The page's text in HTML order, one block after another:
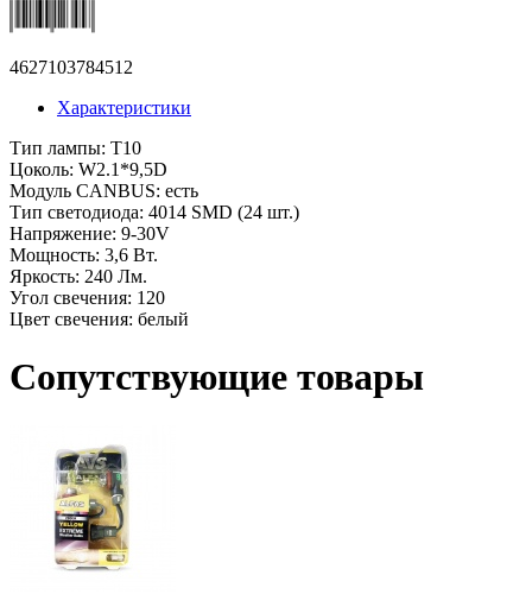
4627103784512
Характеристики
Тип лампы: Т10
Цоколь: W2.1*9,5D
Модуль CANBUS: есть
Тип светодиода: 4014 SMD (24 шт.)
Напряжение: 9-30V
Мощность: 3,6 Вт.
Яркость: 240 Лм.
Угол свечения: 120
Цвет свечения: белый
Сопутствующие товары